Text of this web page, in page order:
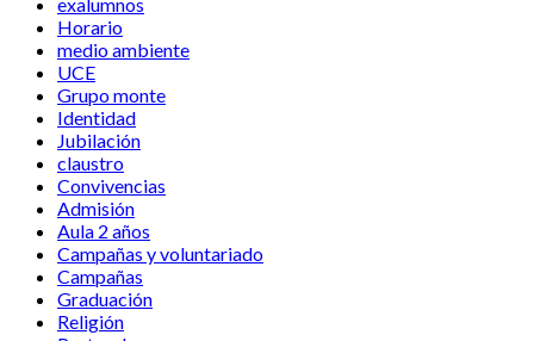
Horario
medio ambiente
UCE
Grupo monte
Identidad
Jubilación
claustro
Convivencias
Admisión
Aula 2 años
Campañas y voluntariado
Campañas
Graduación
Religión